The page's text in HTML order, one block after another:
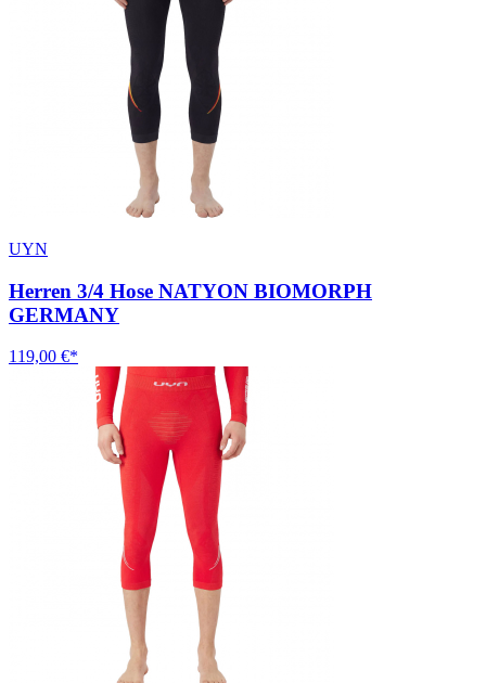
UYN
Herren 3/4 Hose NATYON BIOMORPH
GERMANY
119,00 €*